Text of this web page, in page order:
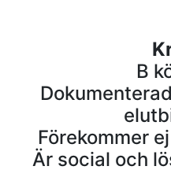
B
Förekommer
Är social och